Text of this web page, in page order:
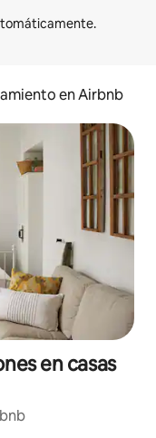
en Airbnb
en casas